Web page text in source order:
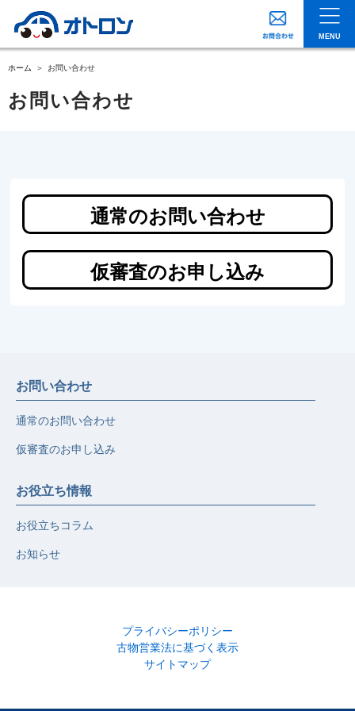
MENU
ホーム お問い合わせ
お問い合わせ
通常のお問い合わせ
仮審査のお申し込み
お問い合わせ
通常のお問い合わせ
仮審査のお申し込み
お役立ち情報
お役立ちコラム
お知らせ
プライバシーポリシー
古物営業法に基づく表示
サイトマップ